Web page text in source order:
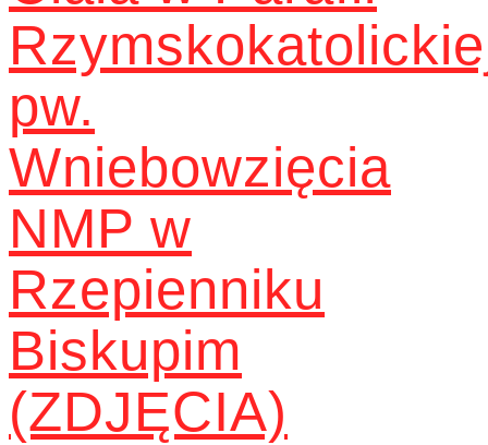
pw.
Wniebowzięcia
NMP w
Rzepienniku
Biskupim
(ZDJĘCIA)